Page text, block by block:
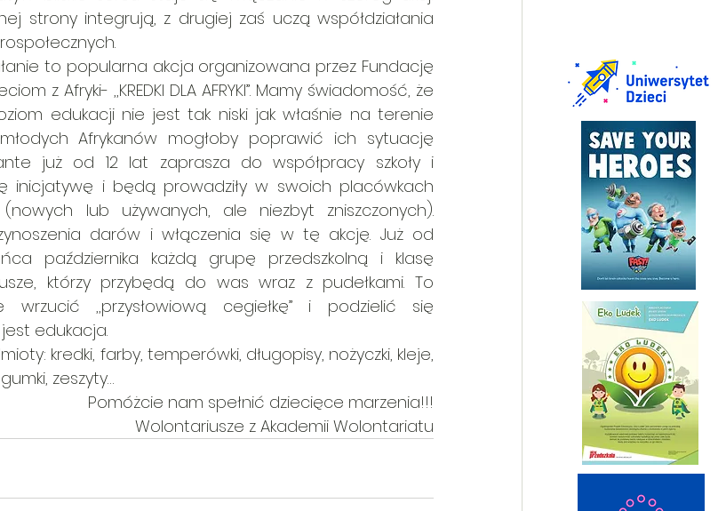
strony integrują, z drugiej zaś uczą współdziałania
to popularna akcja organizowana przez Fundację
z Afryki- ,,KREDKI DLA AFRYKI”. Mamy świadomość, że
edukacji nie jest tak niski jak właśnie na terenie
młodych Afrykanów mogłoby poprawić ich sytuację
już od 12 lat zaprasza do współpracy szkoły i
inicjatywę i będą prowadziły w swoich placówkach
(nowych lub używanych, ale niezbyt zniszczonych).
darów i włączenia się w tę akcję. Już od
października każdą grupę przedszkolną i klasę
którzy przybędą do was wraz z pudełkami. To
,,przysłowiową cegiełkę” i podzielić się
edukacja.
kredki, farby, temperówki, długopisy, nożyczki, kleje,
zeszyty…
Pomóżcie nam spełnić dziecięce marzenia!!!
Wolontariusze z Akademii Wolontariatu